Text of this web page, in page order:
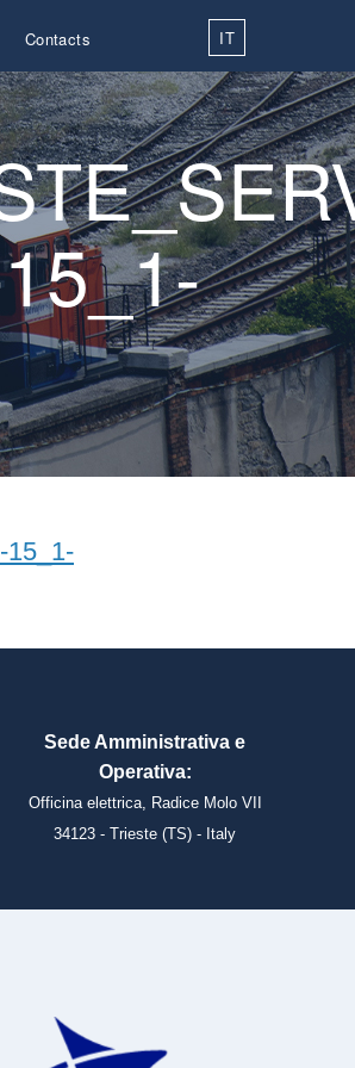
Contacts IT
15_1-
Sede Amministrativa e
Operativa:
Officina elettrica, Radice Molo VII
34123 - Trieste (TS) - Italy